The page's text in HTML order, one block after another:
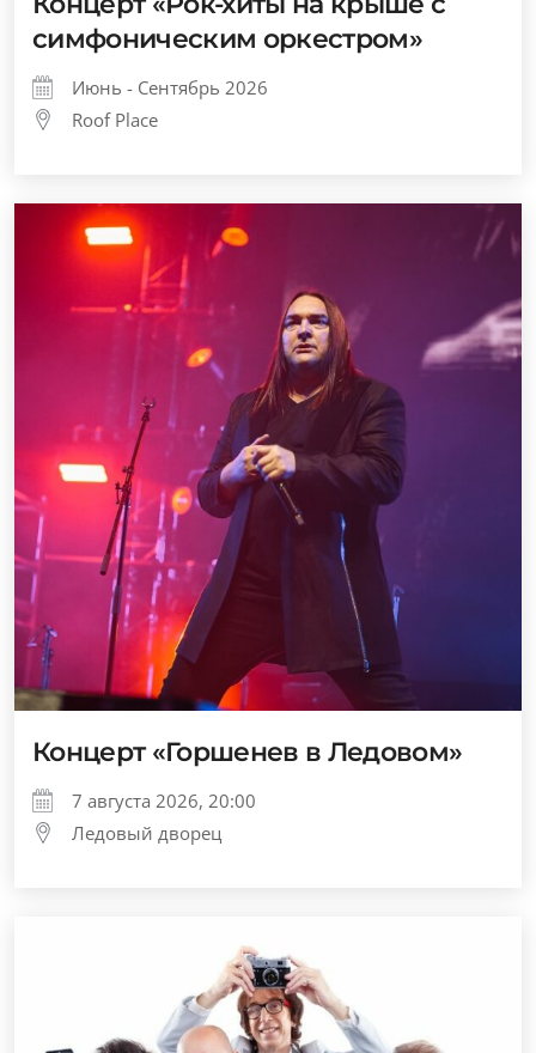
симфоническим оркестром»
Июнь - Сентябрь 2026
Roof Place
Концерт «Горшенев в Ледовом»
7 августа 2026, 20:00
Ледовый дворец